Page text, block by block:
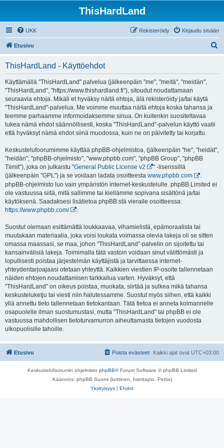
ThisHardLand
UKK Kirjaudu sisään
Rekisteröidy
Etusivu
ThisHardLand - Käyttöehdot
Käyttämällä "ThisHardLand" palvelua (jälkeenpäin "me", "meitä", "meidän",
"ThisHardLand", "https://www.thishardland.fi"), sitoudut noudattamaan
seuraavia ehtoja. Mikäli et hyväksy näitä ehtoja, älä rekisteröidy ja/tai käytä
"ThisHardLand"-palvelua. Me voimme muuttaa näitä ehtoja koska tahansa ja
teemme parhaamme informoidaksemme sinua. On kuitenkin suositeltavaa
lukea nämä ehdot säännöllisesti, koska "ThisHardLand"-palvelun käyttö vaatii
että hyväksyt nämä ehdot siinä muodossa, kuin ne on päivitetty tai korjattu.
Keskustelufoorumimme käyttää phpBB-ohjelmistoa, (jälkeenpäin "he", "heidät",
"heidän", "phpBB-ohjelmisto", "www.phpbb.com", "phpBB Group", "phpBB
Tiimit"), joka on julkaistu "General Public License v2
" -lisenssillä
(jälkeenpäin "GPL") ja se voidaan ladata osoitteesta www.phpbb.com
.
phpBB-ohjelmisto luo vain ympäristön internet-keskustelulle. phpBB Limited ei
ole vastuussa siitä, mitä sallimme tai kiellämme sopivana sisältönä ja/tai
käytöksenä. Saadaksesi lisätietoa phpBB:stä vieraile osoitteessa:
https://www.phpbb.com/
Suostut olemaan esittämättä loukkaavaa, vihamielistä, epämoraalista tai
muutakaan materiaalia, joka voisi loukata voimassa olevia lakeja oli se sitten
omassa maassasi, se maa, johon "ThisHardLand"-palvelin on sijoitettu tai
kansainvälisiä lakeja. Toimimalla tätä vastoin voidaan sinut välittömästi ja
lopullisesti poistaa järjestelmän käyttäjistä ja tarvittaessa internet-
yhteydentarjoajaasi otetaan yhteyttä. Kaikkien viestien IP-osoite tallennetaan
näiden ehtojen noudattamisen tarkkailua varten. Hyväksyt, että
"ThisHardLand" on oikeus poistaa, muokata, siirtää ja sulkea mikä tahansa
keskusteluketju tai viesti niin halutessamme. Suostut myös siihen, että kaikki
yllä annettu tieto tallennetaan tietokantaan. Tätä tietoa ei anneta kolmannelle
osapuolelle ilman suostumustasi, mutta "ThisHardLand" tai phpBB ei ole
vastuussa mahdollisen tietoturvamurron aiheuttamasta tietojen vuodosta
ulkopuolisille tahoille.
Etusivu Kaikki ajat ovat UTC+03:00
Poista evästeet
Keskustelufoorumin ohjelmisto phpBB® Forum Software © phpBB Limited
Käännös: phpBB Suomi (lurttinen, harritapio, Pettis)
Yksityisyys | Ehdot